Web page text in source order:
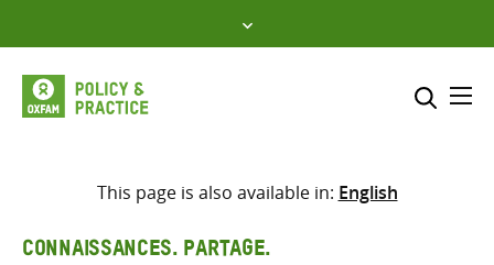
to
content
Sélectionner l’emplacement
Saisir
This page is also available in: English
CONNAISSANCES. PARTAGE.